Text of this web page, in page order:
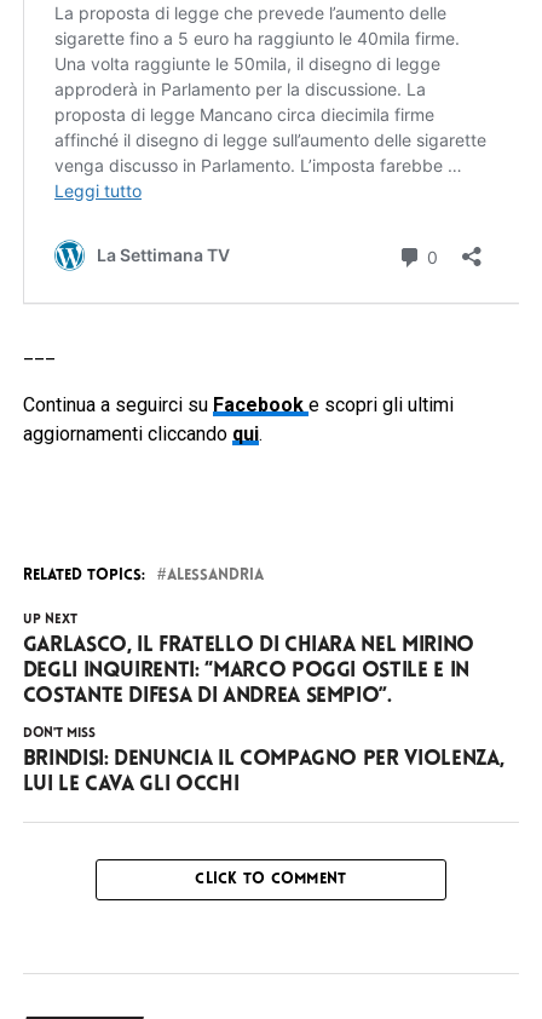
Continua a seguirci su Facebook e scopri gli ultimi
aggiornamenti cliccando qui.
RELATED TOPICS: ALESSANDRIA
UP NEXT
Garlasco, il fratello di Chiara nel mirino
degli inquirenti: “Marco Poggi ostile e in
costante difesa di Andrea Sempio”.
DON'T MISS
Brindisi: denuncia il compagno per violenza,
lui le cava gli occhi
CLICK TO COMMENT